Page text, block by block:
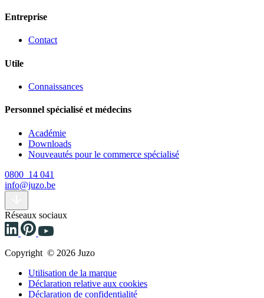
Entreprise
Contact
Utile
Connaissances
Personnel spécialisé et médecins
Académie
Downloads
Nouveautés pour le commerce spécialisé
0800 14 041
info@juzo.be
Réseaux sociaux
Copyright © 2026 Juzo
Utilisation de la marque
Déclaration relative aux cookies
Déclaration de confidentialité